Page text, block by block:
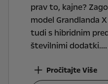
prav to, kajne?
model Grandlanda
tudi s hibridnim
številnimi dodatki.
Pročitajte Više